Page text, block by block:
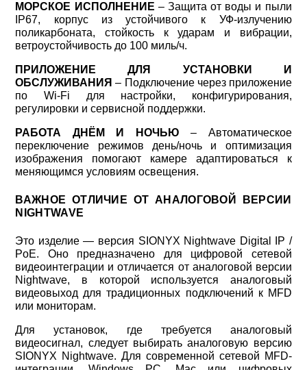
МОРСКОЕ ИСПОЛНЕНИЕ – Защита от воды и пыли
IP67, корпус из устойчивого к УФ-излучению
поликарбоната, стойкость к ударам и вибрации,
ветроустойчивость до 100 миль/ч.
ПРИЛОЖЕНИЕ ДЛЯ УСТАНОВКИ И
ОБСЛУЖИВАНИЯ – Подключение через приложение
по Wi-Fi для настройки, конфигурирования,
регулировки и сервисной поддержки.
РАБОТА ДНЁМ И НОЧЬЮ – Автоматическое
переключение режимов день/ночь и оптимизация
изображения помогают камере адаптироваться к
меняющимся условиям освещения.
ВАЖНОЕ ОТЛИЧИЕ ОТ АНАЛОГОВОЙ ВЕРСИИ
NIGHTWAVE
Это изделие — версия SIONYX Nightwave Digital IP /
PoE. Оно предназначено для цифровой сетевой
видеоинтеграции и отличается от аналоговой версии
Nightwave, в которой используется аналоговый
видеовыход для традиционных подключений к MFD
или мониторам.
Для установок, где требуется аналоговый
видеосигнал, следует выбирать аналоговую версию
SIONYX Nightwave. Для современной сетевой MFD-